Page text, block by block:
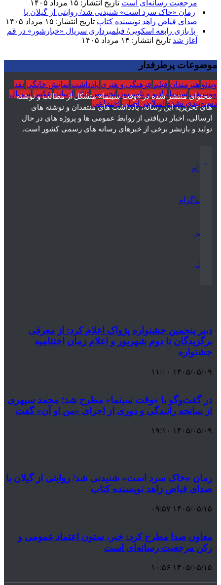
مرجعیت رسانه‌ای است تاریخ انتشار: ۱۵ مرداد ۱۴۰۵
رمان «خاک سرد است» شنیدنی شد/ روایتی از گیلان با
صدای فیاض زاهد نویسنده کتاب تاریخ انتشار: ۱۵ مرداد ۱۴۰۵
با بازی رابعه اسکویی/ فیلمبرداری سریال «خیارشور» در قم
آغاز شد تاریخ انتشار: ۱۴ مرداد ۱۴۰۵
موضوعات پرطرفدار
ویدئو هنرمندان فیلم فرهنگی و هنری یادداشت نمایش خانگی نقد
موسیقی سینما رادیو و تلویزیون تجسمی تئاتر ادبیات عکس سریال
دسته‌بندی نشده اسلایدر اصلی اجتماعی
محتوای منتشر شده در «وقت سینما» متشکل از مطالب و نوشته
های تحریریه این رسانه، یادداشت های منتقدان و نوشته های
ارسالی، اخبار دریافتی از روابط عمومی ها و پروژه های در حال
تولید و بازنشر برخی از خبرهای رسانه های رسمی کشور است.
تلگرام
اینستاگرام
توییتر
ایمیل
دبیر پنجمین جشنواره پژواک اعلام کرد: از معرفی
برگزیدگان تا دوم شهریور و اعلام زمان اختتامیه
جشنواره
۱۴۰۵/۰۵/۰۹ ۱۱:۰۰
در گفت‌وگو با «وقت سینما» مطرح شد؛ محمد سپهری
از سانحه رانندگی و دوری از اجرای «من او آن» گفت
۱۴۰۵/۰۵/۰۹ ۱۹:۱۰
رمان «خاک سرد است» شنیدنی شد/ روایتی از گیلان با
صدای فیاض زاهد نویسنده کتاب
۱۴۰۵/۰۵/۱۵ ۰۹:۵۷
معاون صدا مطرح کرد: خبر، ستون اعتماد عمومی و
رکن مرجعیت رسانه‌ای است
۱۴۰۵/۰۵/۱۵ ۱۰:۵۶